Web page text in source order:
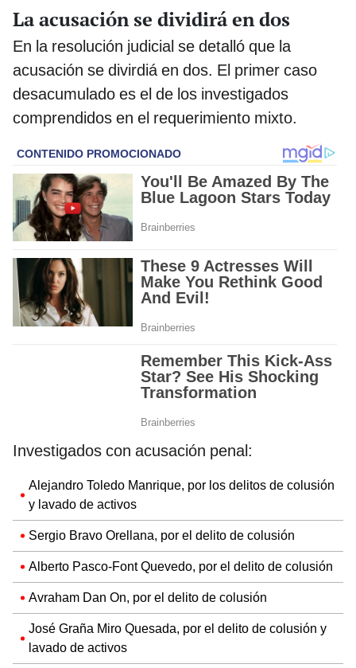
La acusación se dividirá en dos
En la resolución judicial se detalló que la
acusación se divirdiá en dos. El primer caso
desacumulado es el de los investigados
comprendidos en el requerimiento mixto.
Investigados con acusación penal:
Alejandro Toledo Manrique, por los delitos de colusión
y lavado de activos
Sergio Bravo Orellana, por el delito de colusión
Alberto Pasco-Font Quevedo, por el delito de colusión
Avraham Dan On, por el delito de colusión
José Graña Miro Quesada, por el delito de colusión y
lavado de activos